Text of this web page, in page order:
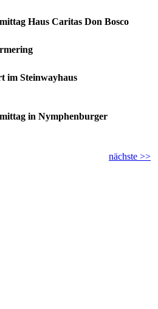
Haus Caritas Don Bosco
im Steinwayhaus
in Nymphenburger
nächste >>